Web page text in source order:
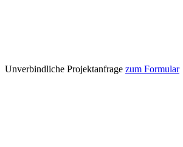
Unverbindliche Projektanfrage zum Formular